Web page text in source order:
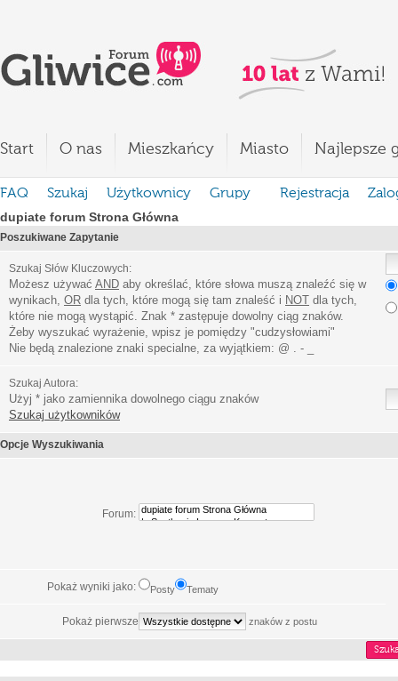
Start O nas Mieszkańcy Miasto Najlepsze
FAQ Szukaj Użytkownicy Grupy Rejestracja
dupiate forum Strona Główna
Poszukiwane Zapytanie
Szukaj Słów Kluczowych:
Możesz używać AND aby określać, które słowa muszą znaleźć się w
wynikach, OR dla tych, które mogą się tam znaleść i NOT dla tych,
które nie mogą wystąpić. Znak * zastępuje dowolny ciąg znaków.
Żeby wyszukać wyrażenie, wpisz je pomiędzy "cudzysłowiami"
Nie będą znalezione znaki specialne, za wyjątkiem: @ . - _
Szukaj Autora:
Użyj * jako zamiennika dowolnego ciągu znaków
Szukaj użytkowników
Opcje Wyszukiwania
Forum:
Pokaż wyniki jako: Posty Tematy
Pokaż pierwsze znaków z postu